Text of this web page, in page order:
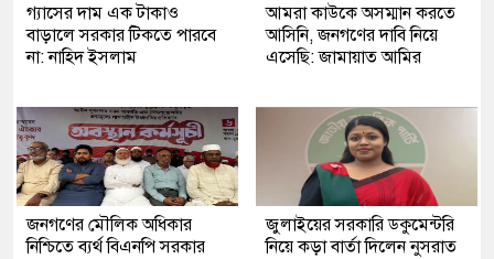
গ্যাসের দাম এক টাকাও
বাড়ালে সরকার টিকতে পারবে
না: নাহিদ ইসলাম
আমরা কাউকে অসম্মান করতে
আসিনি, জনগণের দাবি নিয়ে
এসেছি: জামায়াত আমির
জনগণের মৌলিক অধিকার
নিশ্চিতে ব্যর্থ বিএনপি সরকার
জুলাইয়ের সরকারি ডকুমেন্টরি
নিয়ে কড়া বার্তা দিলেন নুসরাত